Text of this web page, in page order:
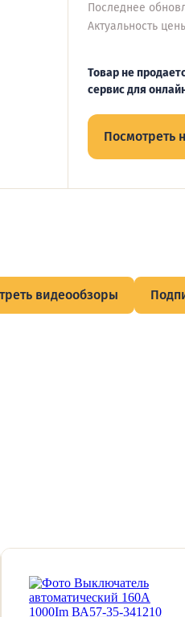
Последнее
Актуальность
Товар не
сервис для
Посмотреть
видеообзоры